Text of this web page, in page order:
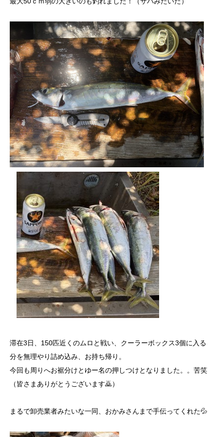
滞在3日、150匹近くのムロと戦い、クーラーボックス3個に入る
分を無理やり詰め込み、お持ち帰り。
今回も周りへお裾分けとゆー名の押しつけとなりました。。苦笑
（皆さまありがとうございます🙇）
まるで卸売業者みたいな一同、おかみさんまで手伝ってくれた💦